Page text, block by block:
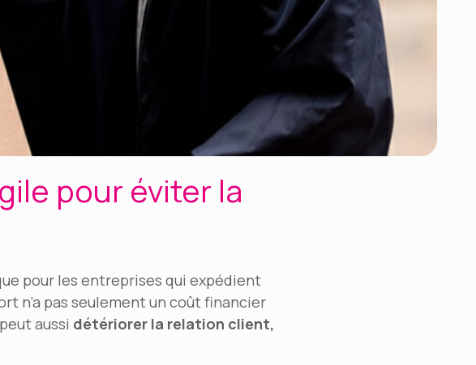
pour éviter la
pour les entreprises qui expédient
n’a pas seulement un coût financier
aussi détériorer la relation client,